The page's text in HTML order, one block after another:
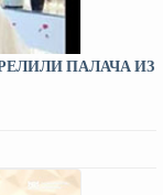
ПАЛАЧА ИЗ